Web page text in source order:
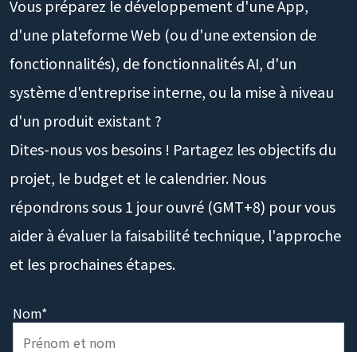
Vous préparez le développement d'une App,
d'une plateforme Web (ou d'une extension de
fonctionnalités), de fonctionnalités AI, d'un
système d'entreprise interne, ou la mise à niveau
d'un produit existant ?
Dites-nous vos besoins ! Partagez les objectifs du
projet, le budget et le calendrier. Nous
répondrons sous 1 jour ouvré (GMT+8) pour vous
aider à évaluer la faisabilité technique, l'approche
Nom*